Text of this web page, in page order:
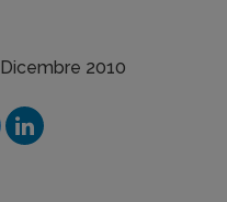
Dicembre 2010